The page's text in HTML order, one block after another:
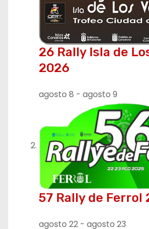
26 Rally Isla de
2026
agosto 8 - agosto 9
57 Rally de Ferrol
agosto 22 - agosto 23